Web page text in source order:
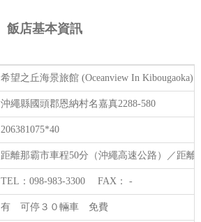
飯店基本資訊
希望之丘海景旅館 (Oceanview In Kibougaoka)
沖繩縣國頭郡恩納村名嘉真2288-580
206381075*40
距離那霸市車程50分（沖繩高速公路）／距
TEL：098-983-3300 FAX： -
有 可停３０輛車 免費